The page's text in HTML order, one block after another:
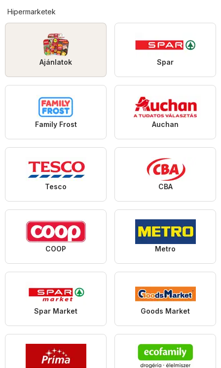
Hipermarketek
Ajánlatok Spar
Family Frost Auchan
Tesco CBA
COOP Metro
Spar Market Goods Market